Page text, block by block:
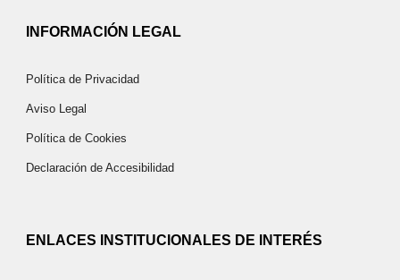
INFORMACIÓN LEGAL
Política de Privacidad
Aviso Legal
Política de Cookies
Declaración de Accesibilidad
ENLACES INSTITUCIONALES DE INTERÉS